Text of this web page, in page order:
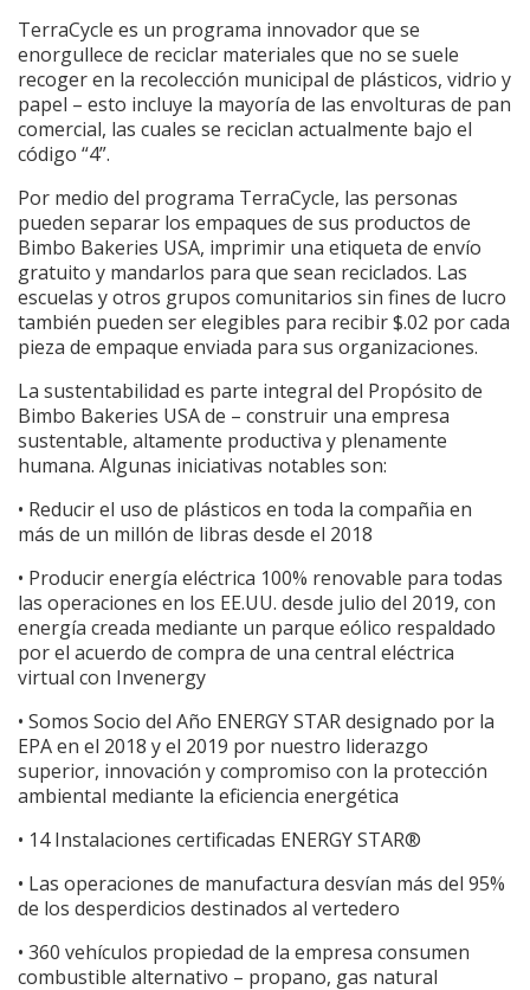
TerraCycle es un programa innovador que se
enorgullece de reciclar materiales que no se suele
recoger en la recolección municipal de plásticos, vidrio y
papel – esto incluye la mayoría de las envolturas de pan
comercial, las cuales se reciclan actualmente bajo el
código “4”.
Por medio del programa TerraCycle, las personas
pueden separar los empaques de sus productos de
Bimbo Bakeries USA, imprimir una etiqueta de envío
gratuito y mandarlos para que sean reciclados. Las
escuelas y otros grupos comunitarios sin fines de lucro
también pueden ser elegibles para recibir $.02 por cada
pieza de empaque enviada para sus organizaciones.
La sustentabilidad es parte integral del Propósito de
Bimbo Bakeries USA de – construir una empresa
sustentable, altamente productiva y plenamente
humana. Algunas iniciativas notables son:
• Reducir el uso de plásticos en toda la compañia en
más de un millón de libras desde el 2018
• Producir energía eléctrica 100% renovable para todas
las operaciones en los EE.UU. desde julio del 2019, con
energía creada mediante un parque eólico respaldado
por el acuerdo de compra de una central eléctrica
virtual con Invenergy
• Somos Socio del Año ENERGY STAR designado por la
EPA en el 2018 y el 2019 por nuestro liderazgo
superior, innovación y compromiso con la protección
ambiental mediante la eficiencia energética
• 14 Instalaciones certificadas ENERGY STAR®
• Las operaciones de manufactura desvían más del 95%
de los desperdicios destinados al vertedero
• 360 vehículos propiedad de la empresa consumen
combustible alternativo – propano, gas natural